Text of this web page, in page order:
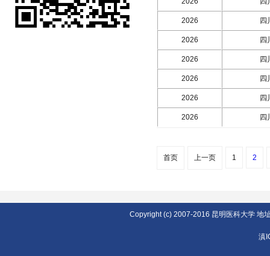
2026 四
2026 四
2026 四
2026 四
2026 四
2026 四
首页 上一页 1 2
Copyright (c) 2007-2016 昆明医科大学 地
滇